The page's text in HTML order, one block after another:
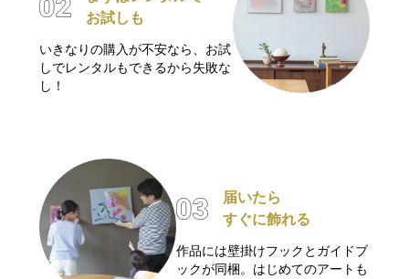
お試しも
いきなりの購入が不安なら、お試
しでレンタルもできるから失敗な
し！
届いたら
すぐに飾れる
作品には壁掛けフックとガイドブ
ックが同梱。はじめてのアートも